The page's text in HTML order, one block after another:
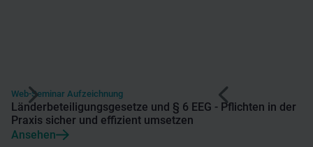
Web-Seminar Aufzeichnung
Länderbeteiligungsgesetze und § 6 EEG - Pflichten in der
Praxis sicher und effizient umsetzen
Ansehen